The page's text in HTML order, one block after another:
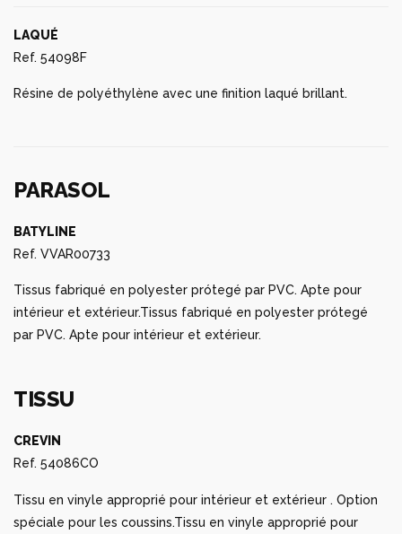
LAQUÉ
Ref. 54098F
Résine de polyéthylène avec une finition laqué brillant.
PARASOL
BATYLINE
Ref. VVAR00733
Tissus fabriqué en polyester prótegé par PVC. Apte pour
intérieur et extérieur.Tissus fabriqué en polyester prótegé
par PVC. Apte pour intérieur et extérieur.
TISSU
CREVIN
Ref. 54086CO
Tissu en vinyle approprié pour intérieur et extérieur . Option
spéciale pour les coussins.Tissu en vinyle approprié pour